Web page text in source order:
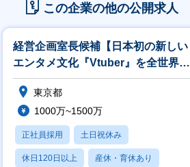
この企業の他の公開求人
経営企画室長候補【日本初の新しい
エンタメ文化『Vtuber』を全世界へ
浸透「ホロライブ」】
東京都
1000万~1500万
正社員採用 土日祝休み
休日120日以上 産休・育休あり